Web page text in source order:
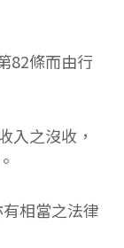
82條而由行
入之沒收，
相當之法律